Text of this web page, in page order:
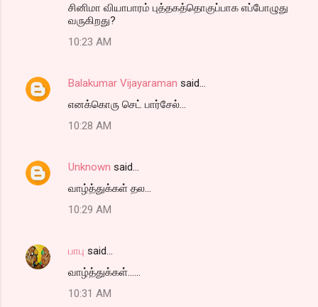
சினிமா வியாபாரம் புத்தகத்தொகுப்பாக எப்போழுது
வருகிறது?
10:23 AM
Balakumar Vijayaraman said…
எனக்கொரு செட் பார்சேல்...
10:28 AM
Unknown said…
வாழ்த்துக்கள் தல...
10:29 AM
பாபு said…
வாழ்த்துக்கள்......
10:31 AM